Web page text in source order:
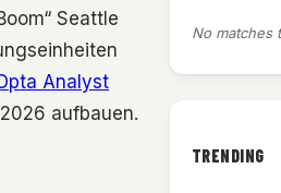
Seattle
Analyst
aufbauen.
No matches
TRENDING